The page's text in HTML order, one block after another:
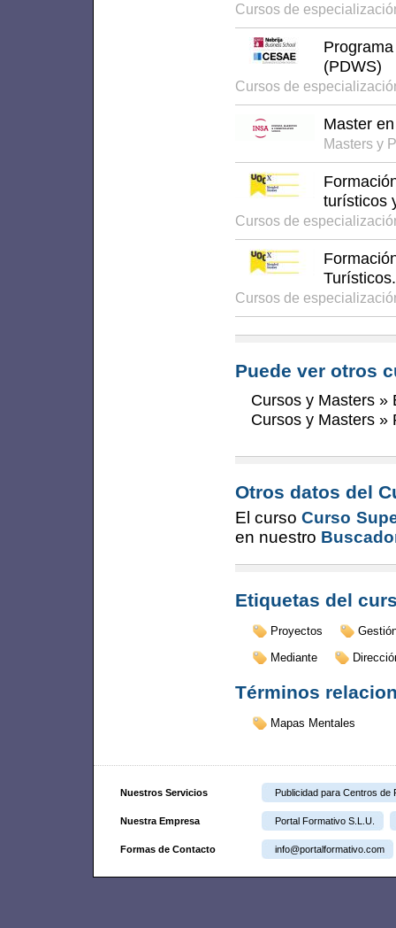
Cursos de
(PDWS)
Cursos de
Master
Masters y
turísticos
Cursos de
Turísticos.
Cursos de
Puede ver otros
Cursos y Masters »
Cursos y Masters »
Otros datos del
El cursoCurso
en nuestro
Etiquetas del
Proyectos
Mediante
Términos
Mapas Mentales
Nuestros Servicios Publicidad para Centros de
Nuestra Empresa Portal Formativo S.L.U.
Formas de Contacto info@portalformativo.com